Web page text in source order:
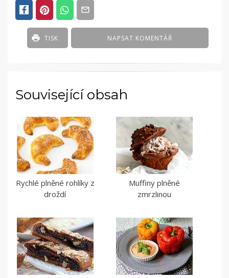
NAPSAT KOMENTÁŘ
TISK
Související obsah
Rychlé plněné rohlíky z
droždí
Muffiny plněné
zmrzlinou